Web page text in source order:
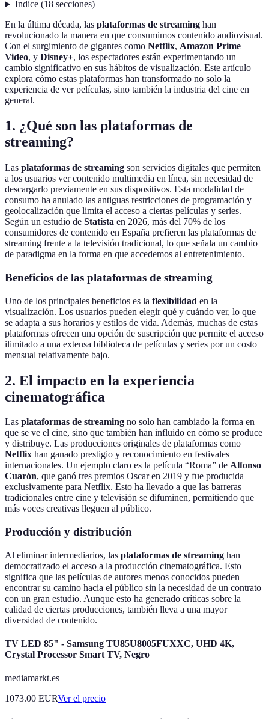
Índice(18 secciones)
En la última década, las plataformas de streaming han
revolucionado la manera en que consumimos contenido audiovisual.
Con el surgimiento de gigantes como Netflix, Amazon Prime
Video, y Disney+, los espectadores están experimentando un
cambio significativo en sus hábitos de visualización. Este artículo
explora cómo estas plataformas han transformado no solo la
experiencia de ver películas, sino también la industria del cine en
general.
1. ¿Qué son las plataformas de
streaming?
Las plataformas de streaming son servicios digitales que permiten
a los usuarios ver contenido multimedia en línea, sin necesidad de
descargarlo previamente en sus dispositivos. Esta modalidad de
consumo ha anulado las antiguas restricciones de programación y
geolocalización que limita el acceso a ciertas películas y series.
Según un estudio de Statista en 2026, más del 70% de los
consumidores de contenido en España prefieren las plataformas de
streaming frente a la televisión tradicional, lo que señala un cambio
de paradigma en la forma en que accedemos al entretenimiento.
Beneficios de las plataformas de streaming
Uno de los principales beneficios es la flexibilidad en la
visualización. Los usuarios pueden elegir qué y cuándo ver, lo que
se adapta a sus horarios y estilos de vida. Además, muchas de estas
plataformas ofrecen una opción de suscripción que permite el acceso
ilimitado a una extensa biblioteca de películas y series por un costo
mensual relativamente bajo.
2. El impacto en la experiencia
cinematográfica
Las plataformas de streaming no solo han cambiado la forma en
que se ve el cine, sino que también han influido en cómo se produce
y distribuye. Las producciones originales de plataformas como
Netflix han ganado prestigio y reconocimiento en festivales
internacionales. Un ejemplo claro es la película “Roma” de Alfonso
Cuarón, que ganó tres premios Oscar en 2019 y fue producida
exclusivamente para Netflix. Esto ha llevado a que las barreras
tradicionales entre cine y televisión se difuminen, permitiendo que
más voces creativas lleguen al público.
Producción y distribución
Al eliminar intermediarios, las plataformas de streaming han
democratizado el acceso a la producción cinematográfica. Esto
significa que las películas de autores menos conocidos pueden
encontrar su camino hacia el público sin la necesidad de un contrato
con un gran estudio. Aunque esto ha generado críticas sobre la
calidad de ciertas producciones, también lleva a una mayor
diversidad de contenido.
TV LED 85" - Samsung TU85U8005FUXXC, UHD 4K,
Crystal Processor Smart TV, Negro
mediamarkt.es
1073.00 EURVer el precio